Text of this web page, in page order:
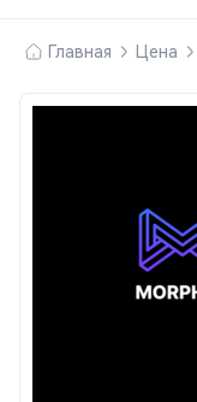
Главная Цена